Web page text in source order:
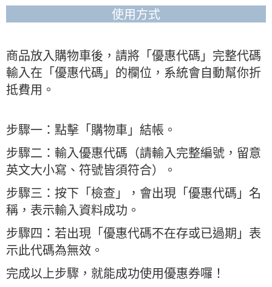
使用方式
商品放入購物車後，請將「優惠代碼」完整代碼
輸入在「優惠代碼」的欄位，系統會自動幫你折
抵費用。
步驟一：點擊「購物車」結帳。
步驟二：輸入優惠代碼（請輸入完整編號，留意
英文大小寫、符號皆須符合）。
步驟三：按下「檢查」，會出現「優惠代碼」名
稱，表示輸入資料成功。
步驟四：若出現「優惠代碼不在存或已過期」表
示此代碼為無效。
完成以上步驟，就能成功使用優惠券囉！